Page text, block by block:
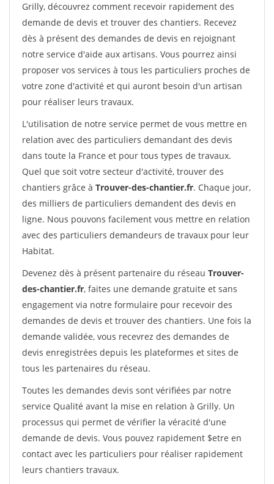
Grilly, découvrez comment recevoir rapidement des
demande de devis et trouver des chantiers. Recevez
dès à présent des demandes de devis en rejoignant
notre service d'aide aux artisans. Vous pourrez ainsi
proposer vos services à tous les particuliers proches de
votre zone d'activité et qui auront besoin d'un artisan
pour réaliser leurs travaux.
L'utilisation de notre service permet de vous mettre en
relation avec des particuliers demandant des devis
dans toute la France et pour tous types de travaux.
Quel que soit votre secteur d'activité, trouver des
chantiers grâce à Trouver-des-chantier.fr. Chaque jour,
des milliers de particuliers demandent des devis en
ligne. Nous pouvons facilement vous mettre en relation
avec des particuliers demandeurs de travaux pour leur
Habitat.
Devenez dès à présent partenaire du réseau Trouver-
des-chantier.fr, faites une demande gratuite et sans
engagement via notre formulaire pour recevoir des
demandes de devis et trouver des chantiers. Une fois la
demande validée, vous recevrez des demandes de
devis enregistrées depuis les plateformes et sites de
tous les partenaires du réseau.
Toutes les demandes devis sont vérifiées par notre
service Qualité avant la mise en relation à Grilly. Un
processus qui permet de vérifier la véracité d'une
demande de devis. Vous pouvez rapidement $etre en
contact avec les particuliers pour réaliser rapidement
leurs chantiers travaux.